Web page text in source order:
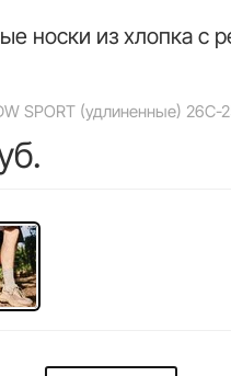
носки из хлопка с
SPORT (удлиненные) 26С-